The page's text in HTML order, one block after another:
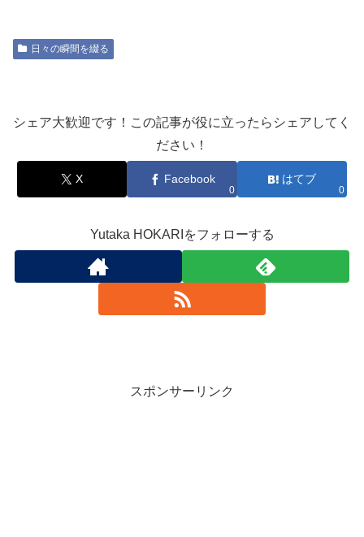
日々の瞬間を綴る
シェア大歓迎です！この記事が役に立ったらシェアしてく
ださい！
X Facebook
0
はてブ
0
Yutaka HOKARIをフォローする
スポンサーリンク